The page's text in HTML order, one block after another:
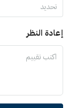
تحديد
إعادة النظر